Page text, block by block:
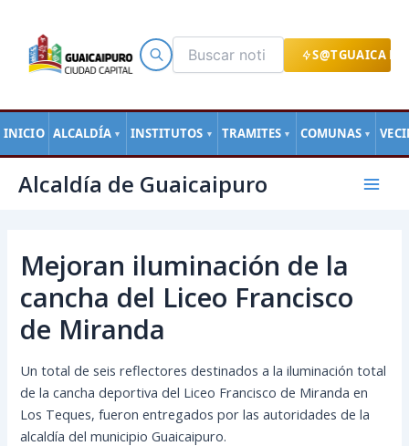
S@TGUAICA
INICIO ALCALDÍA ▼ INSTITUTOS ▼ TRAMITES ▼ COMUNAS ▼
contenido
Alcaldía de Guaicaipuro
Main
Mejoran iluminación de la
cancha del Liceo Francisco
de Miranda
Un total de seis reflectores destinados a la iluminación total
de la cancha deportiva del Liceo Francisco de Miranda en
Los Teques, fueron entregados por las autoridades de la
alcaldía del municipio Guaicaipuro.
de